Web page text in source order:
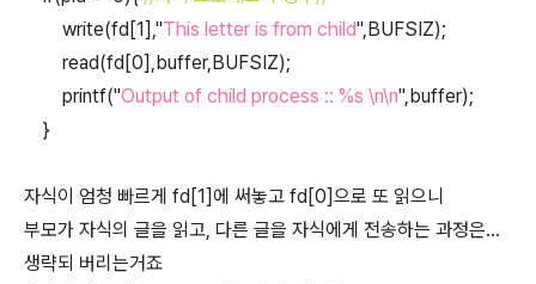
write(fd[1],"This letter is from child",BUFSIZ);
read(fd[0],buffer,BUFSIZ);
printf("Output of child process :: %s \n\n",buffer);
}
자식이 엄청 빠르게 fd[1]에 써놓고 fd[0]으로 또 읽으니
부모가 자식의 글을 읽고, 다른 글을 자식에게 전송하는 과정은...
생략되 버리는거죠